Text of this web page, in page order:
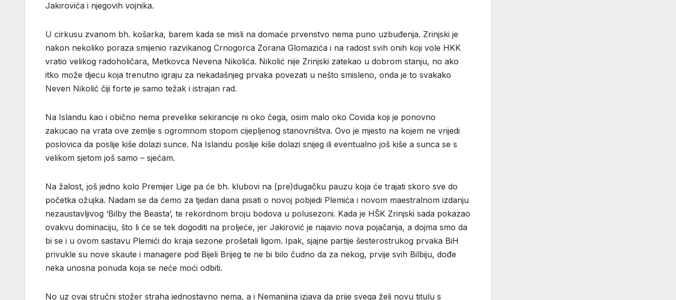
Jakirovića i njegovih vojnika.
U cirkusu zvanom bh. košarka, barem kada se misli na domaće prvenstvo nema puno uzbuđenja. Zrinjski je
nakon nekoliko poraza smijenio razvikanog Crnogorca Zorana Glomazića i na radost svih onih koji vole HKK
vratio velikog radoholičara, Metkovca Nevena Nikolića. Nikolić nije Zrinjski zatekao u dobrom stanju, no ako
itko može djecu koja trenutno igraju za nekadašnjeg prvaka povezati u nešto smisleno, onda je to svakako
Neven Nikolić čiji forte je samo težak i istrajan rad.
Na Islandu kao i obično nema prevelike sekirancije ni oko čega, osim malo oko Covida koji je ponovno
zakucao na vrata ove zemlje s ogromnom stopom cijepljenog stanovništva. Ovo je mjesto na kojem ne vrijedi
poslovica da poslije kiše dolazi sunce. Na Islandu poslije kiše dolazi snijeg ili eventualno još kiše a sunca se s
velikom sjetom još samo – sjećam.
Na žalost, još jedno kolo Premijer Lige pa će bh. klubovi na (pre)dugačku pauzu koja će trajati skoro sve do
početka ožujka. Nadam se da ćemo za tjedan dana pisati o novoj pobjedi Plemića i novom maestralnom izdanju
nezaustavljivog ‘Bilby the Beasta’, te rekordnom broju bodova u polusezoni. Kada je HŠK Zrinjski sada pokazao
ovakvu dominaciju, što li će se tek dogoditi na proljeće, jer Jakirović je najavio nova pojačanja, a dojma smo da
bi se i u ovom sastavu Plemići do kraja sezone prošetali ligom. Ipak, sjajne partije šesterostrukog prvaka BiH
privukle su nove skaute i managere pod Bijeli Brijeg te ne bi bilo čudno da za nekog, prvije svih Bilbiju, dođe
neka unosna ponuda koja se neće moći odbiti.
No uz ovaj stručni stožer straha jednostavno nema, a i Nemanjina izjava da prije svega želi novu titulu s